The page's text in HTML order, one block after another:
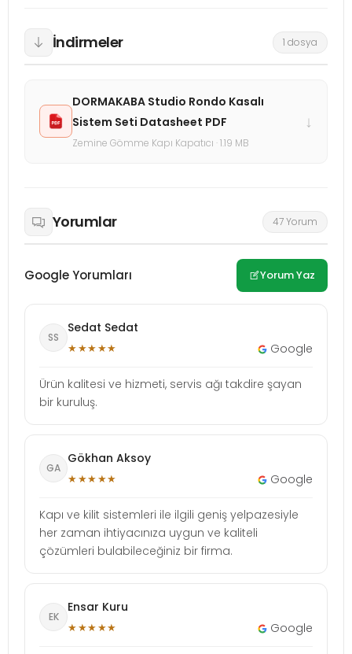
İndirmeler 1 dosya
DORMAKABA Studio Rondo Kasalı
Sistem Seti Datasheet PDF
Zemine Gömme Kapı Kapatıcı · 1.19 MB
↓
Yorumlar 47 Yorum
Google Yorumları Yorum Yaz
SS
Sedat Sedat
★★★★★ Google
Ürün kalitesi ve hizmeti, servis ağı takdire şayan
bir kuruluş.
GA
Gökhan Aksoy
★★★★★ Google
Kapı ve kilit sistemleri ile ilgili geniş yelpazesiyle
her zaman ihtiyacınıza uygun ve kaliteli
çözümleri bulabileceğiniz bir firma.
EK
Ensar Kuru
★★★★★ Google